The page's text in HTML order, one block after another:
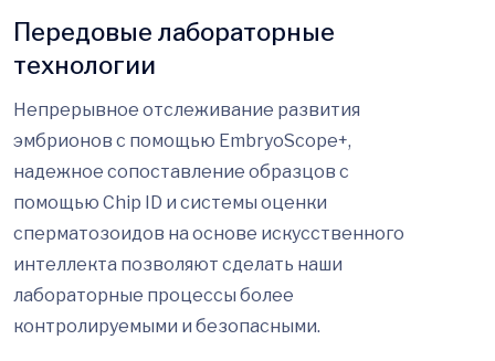
Передовые лабораторные
технологии
Непрерывное отслеживание развития
эмбрионов с помощью EmbryoScope+,
надежное сопоставление образцов с
помощью Chip ID и системы оценки
сперматозоидов на основе искусственного
интеллекта позволяют сделать наши
лабораторные процессы более
контролируемыми и безопасными.